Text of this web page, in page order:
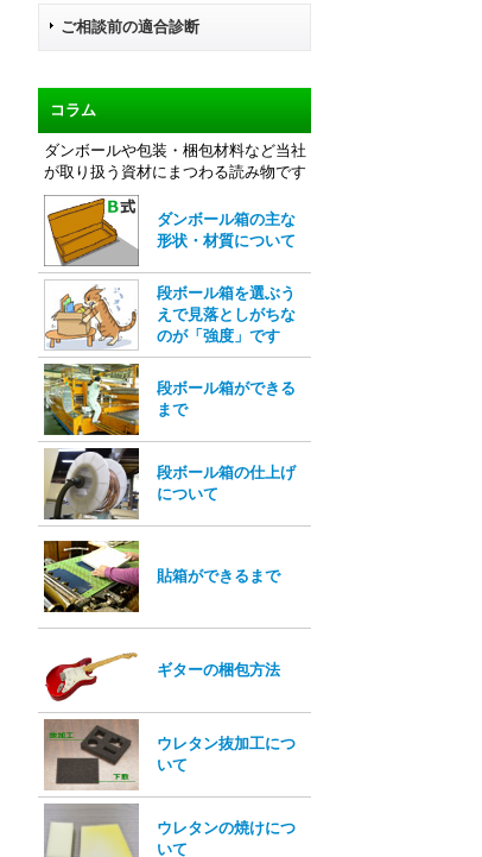
ご相談前の適合診断
コラム
ダンボールや包装・梱包材料など当社
が取り扱う資材にまつわる読み物です
ダンボール箱の主な
形状・材質について
段ボール箱を選ぶう
えで見落としがちな
のが「強度」です
段ボール箱ができる
まで
段ボール箱の仕上げ
について
貼箱ができるまで
ギターの梱包方法
ウレタン抜加工につ
いて
ウレタンの焼けにつ
いて